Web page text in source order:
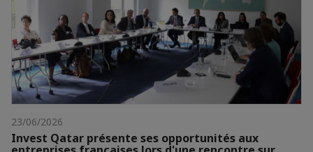
23/06/2026
Invest Qatar présente ses opportunités aux